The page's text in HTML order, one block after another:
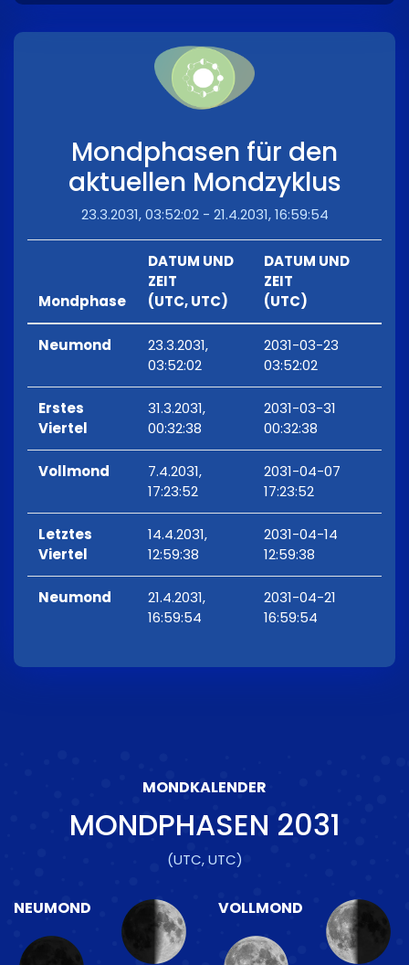
Mondphasen für den
aktuellen Mondzyklus
23.3.2031, 03:52:02 - 21.4.2031, 16:59:54
Mondphase
DATUM UND
ZEIT
(UTC, UTC)
DATUM UND
ZEIT
(UTC)
Neumond
23.3.2031,
03:52:02
2031-03-23
03:52:02
Erstes
Viertel
31.3.2031,
00:32:38
2031-03-31
00:32:38
Vollmond
7.4.2031,
17:23:52
2031-04-07
17:23:52
Letztes
Viertel
14.4.2031,
12:59:38
2031-04-14
12:59:38
Neumond
21.4.2031,
16:59:54
2031-04-21
16:59:54
MONDKALENDER
MONDPHASEN 2031
(UTC, UTC)
NEUMOND VOLLMOND